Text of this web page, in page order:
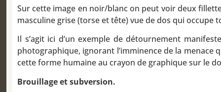
Sur cette image en noir/blanc on peut voir deux
masculine grise (torse et tête) vue de dos qui occupe
Il s’agit ici d’un exemple de détournement
photographique, ignorant l’imminence de la menace
cette forme humaine au crayon de graphique sur le
Brouillage et subversion.